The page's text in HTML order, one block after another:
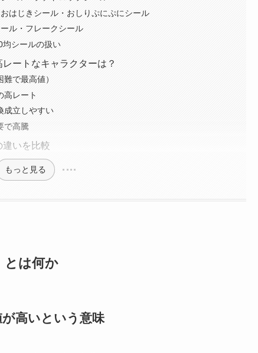
はじきシール・おしりぷにぷにシール
ル・フレークシール
シールの扱い
ートなキャラクターは？
で最高値）
高レート
成立しやすい
で高騰
違いを比較
もっと見る
とは何か
高いという意味